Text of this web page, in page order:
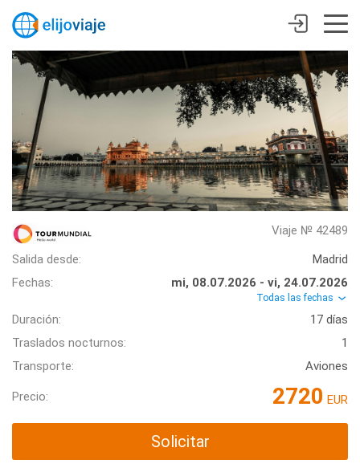
Viaje № 42489
Salida desde:
Madrid
Fechas:
mi, 08.07.2026 - vi, 24.07.2026
Todas las fechas
Duración:
17 días
Traslados nocturnos:
1
Transporte:
Aviones
Precio: 2720 EUR
Solicitar